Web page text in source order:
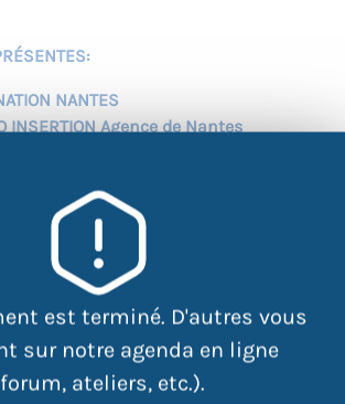
est terminé. D'autres vous
sur notre agenda en ligne
ateliers, etc.).
NANTES
INSERTION Agence de Nantes
REZE et SUD
DE LA LOIRE
DE FORMATION PROFESSIONNELLE
SAINT NAZAIRE